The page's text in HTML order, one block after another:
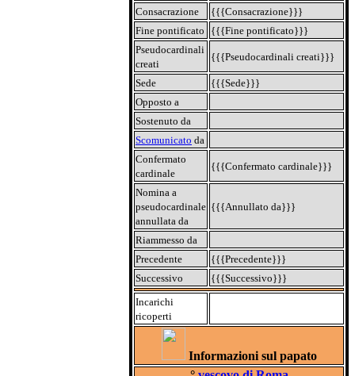
Consacrazione
{{{Consacrazione}}}
Fine pontificato
{{{Fine pontificato}}}
Pseudocardinali
creati
{{{Pseudocardinali creati}}}
Sede
{{{Sede}}}
Opposto a
Sostenuto da
Scomunicato da
Confermato
cardinale
{{{Confermato cardinale}}}
Nomina a
pseudocardinale
annullata da
{{{Annullato da}}}
Riammesso da
Precedente
{{{Precedente}}}
Successivo
{{{Successivo}}}
Incarichi
ricoperti
Informazioni sul papato